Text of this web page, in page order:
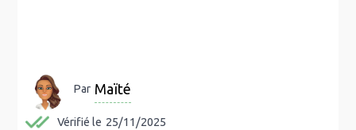
Par Maïté
Vérifié le 25/11/2025